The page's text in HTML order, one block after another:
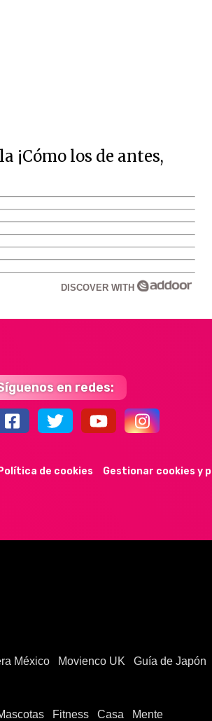
¡Cómo los de antes,
DISCOVER WITH
en redes:
de cookies Gestionar cookies y
México Movienco UK Guía de Japón
Fitness Casa Mente